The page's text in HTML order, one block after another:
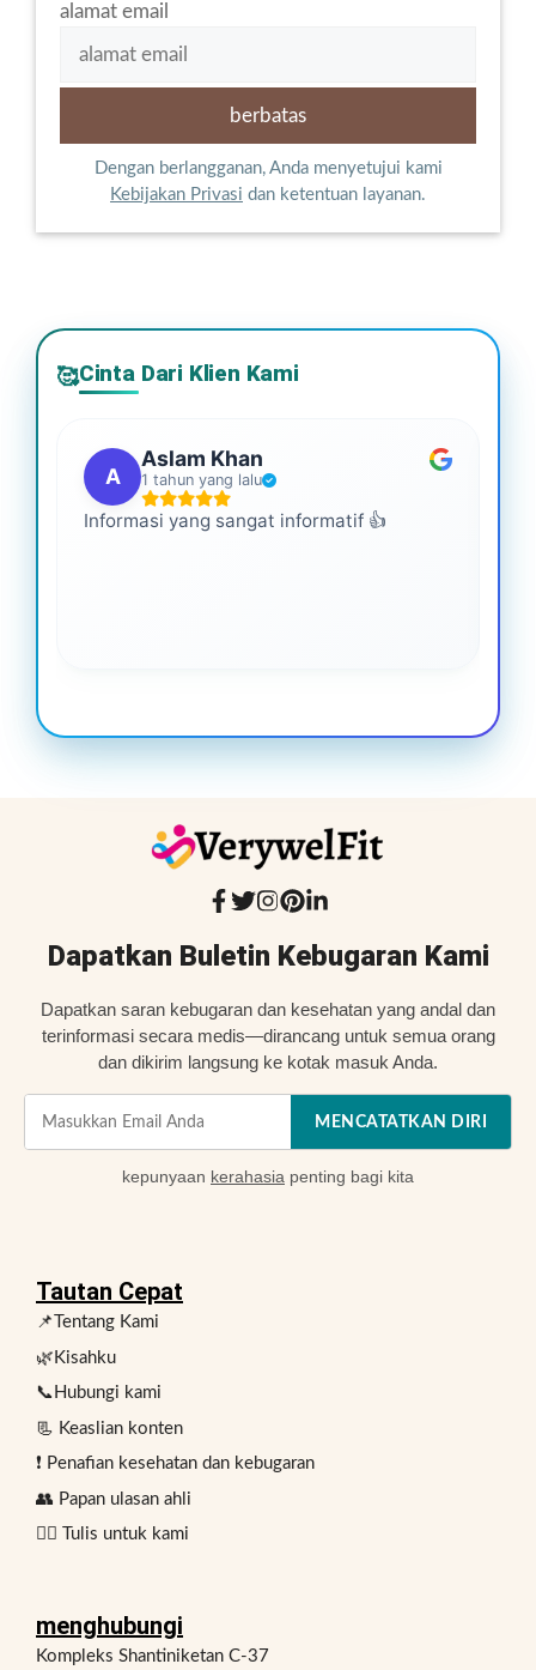
alamat email
Dengan berlangganan, Anda menyetujui kami
Kebijakan Privasi dan ketentuan layanan.
🥰Cinta Dari Klien Kami
A
Aslam Khan
1 tahun yang lalu
Informasi yang sangat informatif 👍
Dapatkan Buletin Kebugaran Kami
Dapatkan saran kebugaran dan kesehatan yang andal dan
terinformasi secara medis—dirancang untuk semua orang
dan dikirim langsung ke kotak masuk Anda.
MENCATATKAN DIRI
kepunyaan kerahasia penting bagi kita
Tautan Cepat
📌Tentang Kami
🌿Kisahku
📞Hubungi kami
📃 Keaslian konten
❗ Penafian kesehatan dan kebugaran
👥 Papan ulasan ahli
✍🏻 Tulis untuk kami
menghubungi
Kompleks Shantiniketan C-37